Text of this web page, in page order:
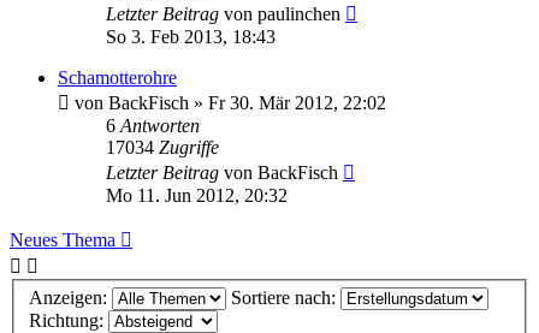
Letzter Beitrag von paulinchen
So 3. Feb 2013, 18:43
Schamotterohre
von BackFisch » Fr 30. Mär 2012, 22:02
6 Antworten
17034 Zugriffe
Letzter Beitrag von BackFisch
Mo 11. Jun 2012, 20:32
Neues Thema
Anzeigen:
Sortiere nach:
Richtung: